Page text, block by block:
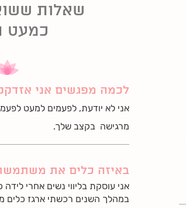
שאלות
כמעט
לכמה מפגשים אני
אני לא יודעת, לפעמים למעט
מרגישה בקצב שלך.
באיזה כלים את
אני עוסקת בליווי נשים אחרי
במהלך השנים רכשתי ארגז כלים